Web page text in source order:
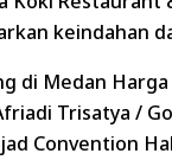
keindahan
Trisatya /
Convention